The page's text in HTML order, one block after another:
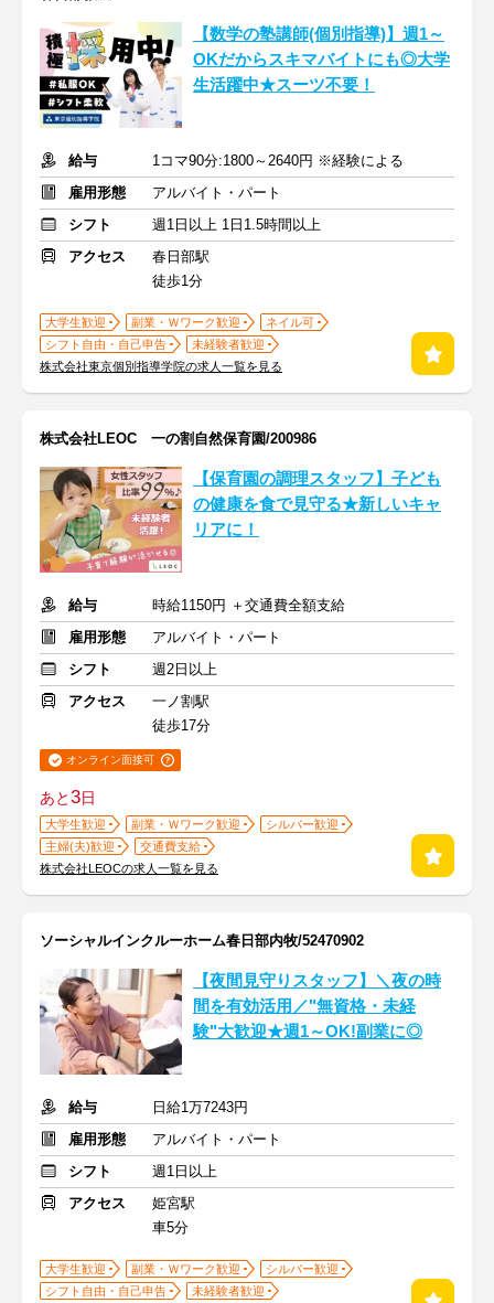
【数学の塾講師(個別指導)】週1～
OKだからスキマバイトにも◎大学
生活躍中★スーツ不要！
給与
1コマ90分:1800～2640円 ※経験による
雇用形態
アルバイト・パート
シフト
週1日以上 1日1.5時間以上
アクセス
春日部駅
徒歩1分
大学生歓迎 副業・Ｗワーク歓迎
ネイル可
シフト自由・自己申告
未経験者歓迎
株式会社東京個別指導学院の求人一覧を見る
株式会社LEOC 一の割自然保育園/200986
【保育園の調理スタッフ】子ども
の健康を食で見守る★新しいキャ
リアに！
給与
時給1150円 ＋交通費全額支給
雇用形態
アルバイト・パート
シフト
週2日以上
アクセス
一ノ割駅
徒歩17分
オンライン面接可
あと3日
大学生歓迎 副業・Ｗワーク歓迎
シルバー歓迎
主婦(夫)歓迎
交通費支給
株式会社LEOCの求人一覧を見る
ソーシャルインクルーホーム春日部内牧/52470902
【夜間見守りスタッフ】＼夜の時
間を有効活用／"無資格・未経
験"大歓迎★週1～OK!副業に◎
給与
日給1万7243円
雇用形態
アルバイト・パート
シフト
週1日以上
アクセス
姫宮駅
車5分
大学生歓迎 副業・Ｗワーク歓迎
シルバー歓迎
シフト自由・自己申告
未経験者歓迎